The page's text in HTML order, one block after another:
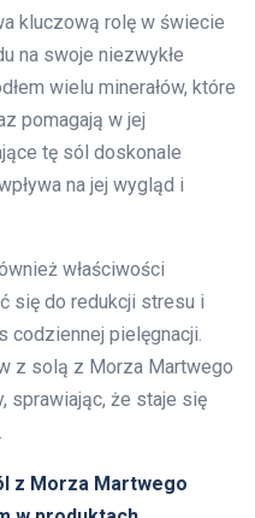
kluczową rolę w świecie
na swoje niezwykłe
wielu minerałów, które
pomagają w jej
tę sól doskonale
na jej wygląd i
właściwości
się do redukcji stresu i
codziennej pielęgnacji.
z solą z Morza Martwego
sprawiając, że staje się
z Morza Martwego